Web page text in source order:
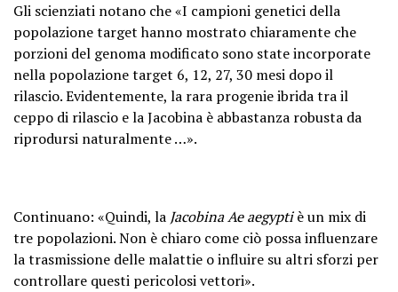
Gli scienziati notano che «I campioni genetici della
popolazione target hanno mostrato chiaramente che
porzioni del genoma modificato sono state incorporate
nella popolazione target 6, 12, 27, 30 mesi dopo il
rilascio. Evidentemente, la rara progenie ibrida tra il
ceppo di rilascio e la Jacobina è abbastanza robusta da
riprodursi naturalmente …».
Continuano: «Quindi, la Jacobina Ae aegyptiè un mix di
tre popolazioni. Non è chiaro come ciò possa influenzare
la trasmissione delle malattie o influire su altri sforzi per
controllare questi pericolosi vettori».